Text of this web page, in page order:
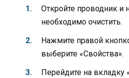
Откройте проводник и
необходимо очистить.
Нажмите правой
выберите «Свойства».
Перейдите на